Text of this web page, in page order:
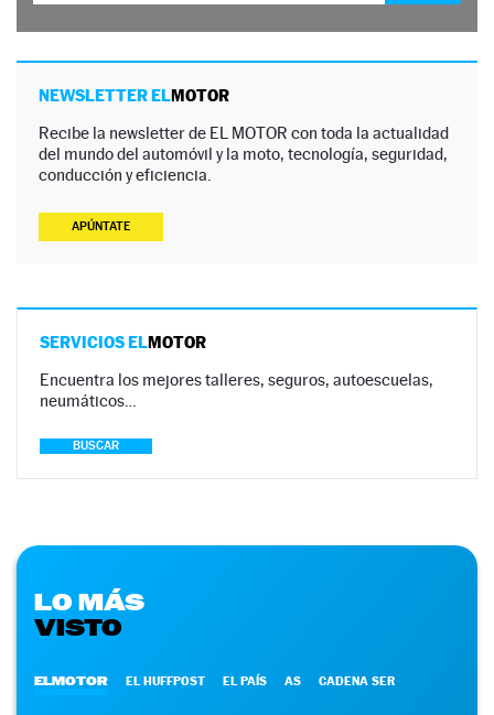
NEWSLETTER ELMOTOR
Recibe la newsletter de EL MOTOR con toda la actualidad
del mundo del automóvil y la moto, tecnología, seguridad,
conducción y eficiencia.
APÚNTATE
SERVICIOS ELMOTOR
Encuentra los mejores talleres, seguros, autoescuelas,
neumáticos…
BUSCAR
LO MÁS
VISTO
ELMOTOR EL HUFFPOST EL PAÍS AS CADENA SER